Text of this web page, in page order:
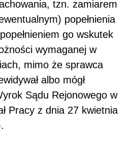
tzn. zamiarem
popełnienia
go wskutek
wymaganej w
mimo że sprawca
albo mógł
Sądu Rejonowego w
Pracy z dnia 27 kwietnia